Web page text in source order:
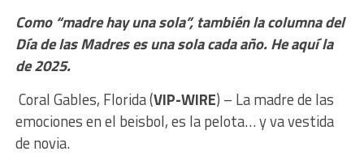
Como “madre hay una sola”, también la columna del
Día de las Madres es una sola cada año. He aquí la
de 2025.
Coral Gables, Florida (VIP-WIRE) – La madre de las
emociones en el beisbol, es la pelota… y va vestida
de novia.